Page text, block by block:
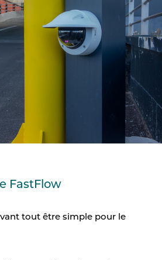
FastFlow
tout être simple pour le